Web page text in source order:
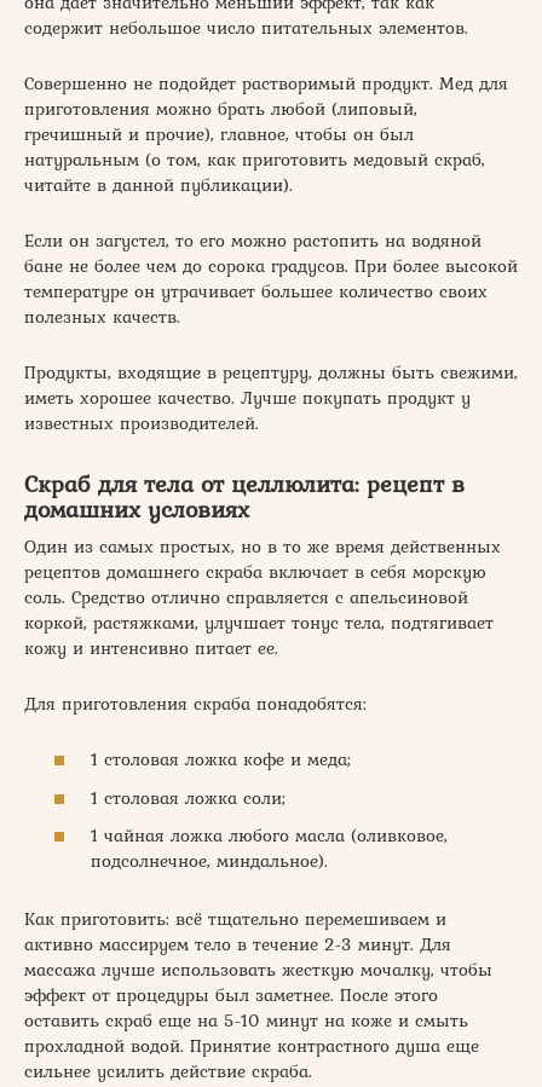
содержит небольшое число питательных элементов.
Совершенно не подойдет растворимый продукт. Мед для
приготовления можно брать любой (липовый,
гречишный и прочие), главное, чтобы он был
натуральным (о том, как приготовить медовый скраб,
читайте в данной публикации).
Если он загустел, то его можно растопить на водяной
бане не более чем до сорока градусов. При более высокой
температуре он утрачивает большее количество своих
полезных качеств.
Продукты, входящие в рецептуру, должны быть свежими,
иметь хорошее качество. Лучше покупать продукт у
известных производителей.
Скраб для тела от целлюлита: рецепт в
домашних условиях
Один из самых простых, но в то же время действенных
рецептов домашнего скраба включает в себя морскую
соль. Средство отлично справляется с апельсиновой
коркой, растяжками, улучшает тонус тела, подтягивает
кожу и интенсивно питает ее.
Для приготовления скраба понадобятся:
1 столовая ложка кофе и меда;
1 столовая ложка соли;
1 чайная ложка любого масла (оливковое,
подсолнечное, миндальное).
Как приготовить: всё тщательно перемешиваем и
активно массируем тело в течение 2-3 минут. Для
массажа лучше использовать жесткую мочалку, чтобы
эффект от процедуры был заметнее. После этого
оставить скраб еще на 5-10 минут на коже и смыть
прохладной водой. Принятие контрастного душа еще
сильнее усилить действие скраба.